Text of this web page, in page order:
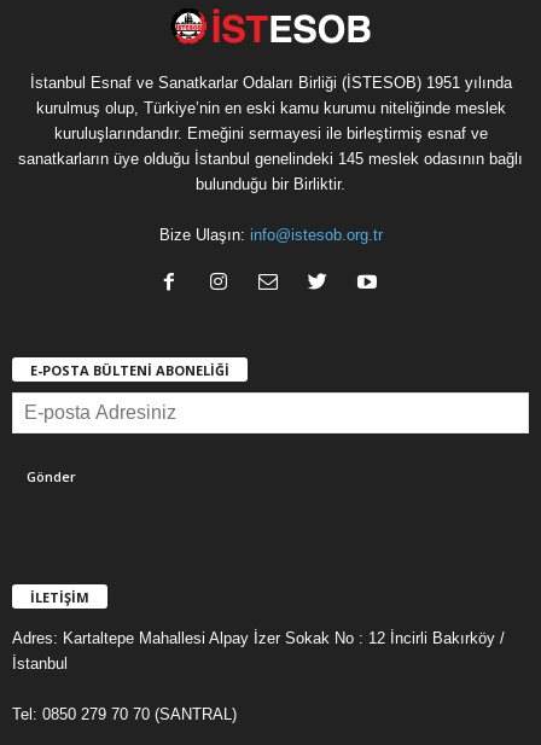
İstanbul Esnaf ve Sanatkarlar Odaları Birliği (İSTESOB) 1951 yılında
kurulmuş olup, Türkiye’nin en eski kamu kurumu niteliğinde meslek
kuruluşlarındandır. Emeğini sermayesi ile birleştirmiş esnaf ve
sanatkarların üye olduğu İstanbul genelindeki 145 meslek odasının bağlı
bulunduğu bir Birliktir.
Bize Ulaşın: info@istesob.org.tr
E-POSTA BÜLTENİ ABONELİĞİ
İLETİŞİM
Adres: Kartaltepe Mahallesi Alpay İzer Sokak No : 12 İncirli Bakırköy /
İstanbul
Tel: 0850 279 70 70 (SANTRAL)